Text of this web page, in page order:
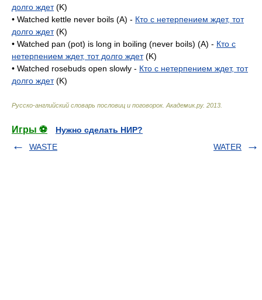
долго ждет(K)
• Watched kettle never boils (A) - Кто с нетерпением ждет, тот
долго ждет(K)
• Watched pan (pot) is long in boiling (never boils) (A) - Кто с
нетерпением ждет, тот долго ждет(K)
• Watched rosebuds open slowly - Кто с нетерпением ждет, тот
долго ждет(K)
Русско-английский словарь пословиц и поговорок. Академик.ру. 2013
Игры ⚽
Нужно сделать НИР?
WASTE
WATER